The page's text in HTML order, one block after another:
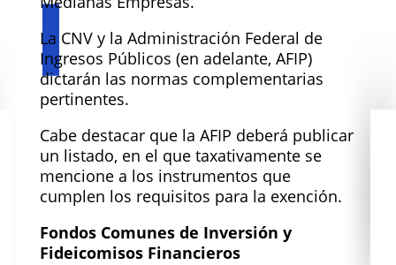
La CNV y la Administración Federal de
Ingresos Públicos (en adelante, AFIP)
dictarán las normas complementarias
pertinentes.
Cabe destacar que la AFIP deberá publicar
un listado, en el que taxativamente se
mencione a los instrumentos que
cumplen los requisitos para la exención.
Fondos Comunes de Inversión y
Fideicomisos Financieros